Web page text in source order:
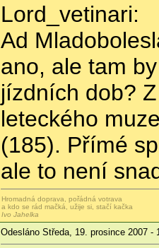
Lord_vetinari:
Ad
ano, ale tam
jízdních dob?
leteckého
(185). Přímé
ale to není
Hromadná doprava, pořádná votrava
a kdo se rád mačká, užije si, stačí kačka
Ivo Jahelka
Odesláno Středa, 19. prosince 2007 -